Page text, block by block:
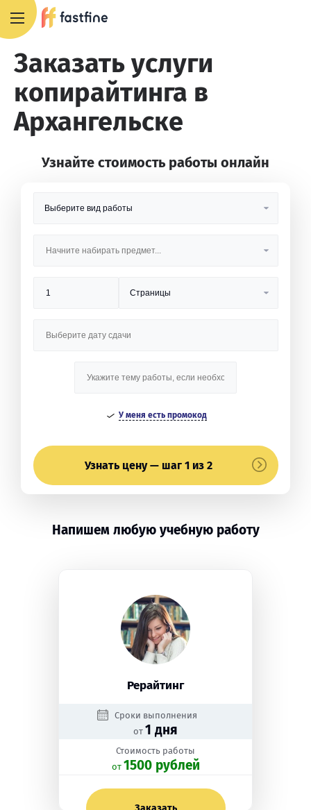
Заказать услуги
копирайтинга в
Архангельске
Узнайте стоимость работы онлайн
У меня есть промокод
Узнать цену — шаг 1 из 2
Напишем любую учебную работу
Рерайтинг
Сроки выполнения
от 1 дня
Стоимость работы
oт 1500 рублей